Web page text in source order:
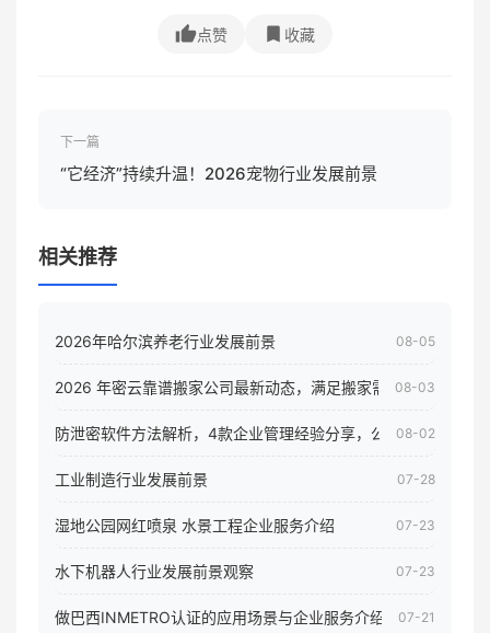
点赞 收藏
下一篇
“它经济”持续升温！2026宠物行业发展前景
相关推荐
2026年哈尔滨养老行业发展前景 08-05
2026 年密云靠谱搬家公司最新动态，满足搬家需求！08-03
防泄密软件方法解析，4款企业管理经验分享，公司员工电脑核
08-02
工业制造行业发展前景 07-28
湿地公园网红喷泉 水景工程企业服务介绍 07-23
水下机器人行业发展前景观察 07-23
做巴西INMETRO认证的应用场景与企业服务介绍 07-21